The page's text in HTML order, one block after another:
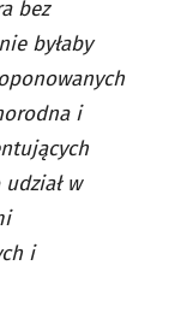
bez
byłaby
i
w
i